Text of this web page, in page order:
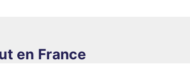
en France